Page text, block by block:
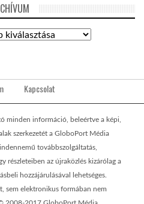
Kapcsolat
minden információ, beleértve a képi,
szerkezetét a GloboPort Média
továbbszolgáltatás,
részleteiben az újraközlés kizárólag a
hozzájárulásával lehetséges.
sem elektronikus formában nem